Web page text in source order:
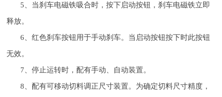
5、当刹车电磁铁吸合时，按下启动按钮，刹车电磁铁立即
释放。
6、红色刹车按钮用于手动刹车。当启动按钮按下时此按钮
无效。
7、停止运转时，配有手动、自动装置。
8、配有可移动切料调正尺寸装置。为确定切料尺寸精度，